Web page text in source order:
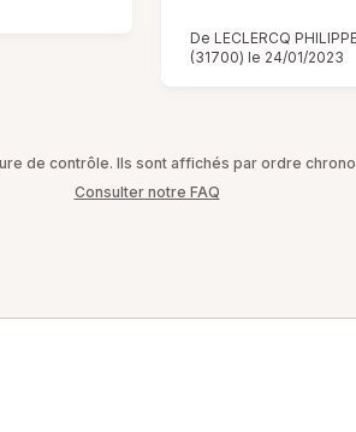
De LECLERCQ
(31700) le 24/01/2023
de contrôle. Ils sont affichés par ordre
Consulter notre FAQ